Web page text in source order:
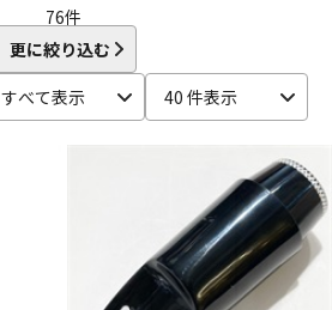
その他楽器
エフェクター
DTM
Anfree
aS
BAGS BAM
Beaumont
Brasspire Unicorn
Bremner
BSC
Buescher
76件
更に絞り込む
すべて表示 40 件表示